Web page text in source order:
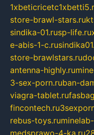
store-brawl-stars.ru
sindika-01.rusp-life.ru
e-abis-1-c.ru
store-brawlstars.ru
antenna-highly.ru
3-sex-porn.ruban-
viagra-tablet.ru
fincontech.ru
rebus-toys.ru
medsprawo-4-ka.ru